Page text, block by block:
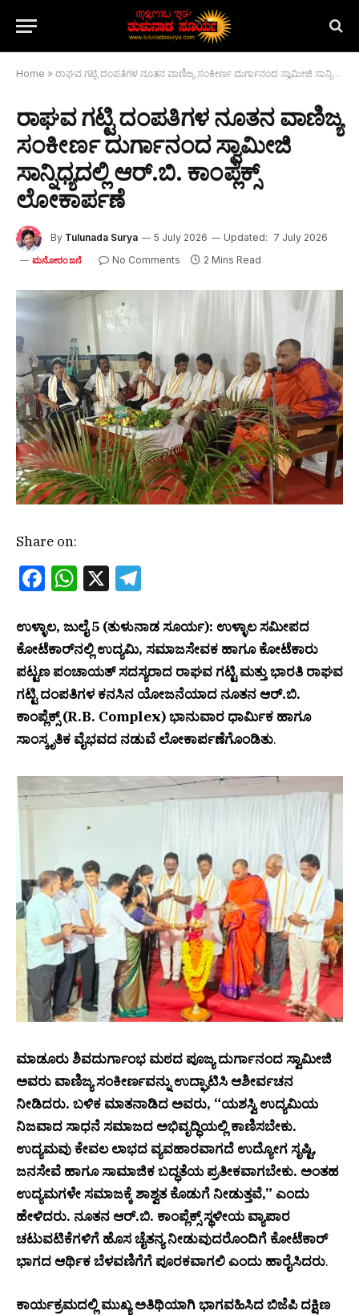
Home » ರಾಘವ ಗಟ್ಟಿ ದಂಪತಿಗಳ ನೂತನ ವಾಣಿಜ್ಯ ಸಂಕೀರ್ಣ ದುರ್ಗಾನಂದ ಸ್ವಾಮೀಜಿ ಸಾನ್ನಿಧ್ಯದಲ್ಲಿ ಆರ್.ಬಿ. ಕಾಂಪ್ಲೆಕ್ಸ್ ಲೋಕಾರ್ಪಣೆ
ರಾಘವ ಗಟ್ಟಿ ದಂಪತಿಗಳ ನೂತನ ವಾಣಿಜ್ಯ
ಸಂಕೀರ್ಣ ದುರ್ಗಾನಂದ ಸ್ವಾಮೀಜಿ
ಸಾನ್ನಿಧ್ಯದಲ್ಲಿ ಆರ್.ಬಿ. ಕಾಂಪ್ಲೆಕ್ಸ್
ಲೋಕಾರ್ಪಣೆ
By Tulunada Surya 5 July 2026 Updated: 7 July 2026
ಮನೋರಂಜನೆ No Comments 2 Mins Read
Share on:
Facebook
WhatsApp
X
ಉಳ್ಳಾಲ, ಜುಲೈ 5 (ತುಳುನಾಡ ಸೂರ್ಯ): ಉಳ್ಳಾಲ ಸಮೀಪದ
ಕೋಟೆಕಾರ್‌ನಲ್ಲಿ ಉದ್ಯಮಿ, ಸಮಾಜಸೇವಕ ಹಾಗೂ ಕೋಟೆಕಾರು
ಪಟ್ಟಣ ಪಂಚಾಯತ್ ಸದಸ್ಯರಾದ ರಾಘವ ಗಟ್ಟಿ ಮತ್ತು ಭಾರತಿ ರಾಘವ
ಗಟ್ಟಿ ದಂಪತಿಗಳ ಕನಸಿನ ಯೋಜನೆಯಾದ ನೂತನ ಆರ್.ಬಿ.
ಕಾಂಪ್ಲೆಕ್ಸ್ (R.B. Complex) ಭಾನುವಾರ ಧಾರ್ಮಿಕ ಹಾಗೂ
ಸಾಂಸ್ಕೃತಿಕ ವೈಭವದ ನಡುವೆ ಲೋಕಾರ್ಪಣೆಗೊಂಡಿತು.
ಮಾಡೂರು ಶಿವದುರ್ಗಾಂಭ ಮಠದ ಪೂಜ್ಯ ದುರ್ಗಾನಂದ ಸ್ವಾಮೀಜಿ
ಅವರು ವಾಣಿಜ್ಯ ಸಂಕೀರ್ಣವನ್ನು ಉದ್ಘಾಟಿಸಿ ಆಶೀರ್ವಚನ
ನೀಡಿದರು. ಬಳಿಕ ಮಾತನಾಡಿದ ಅವರು, “ಯಶಸ್ವಿ ಉದ್ಯಮಿಯ
ನಿಜವಾದ ಸಾಧನೆ ಸಮಾಜದ ಅಭಿವೃದ್ಧಿಯಲ್ಲಿ ಕಾಣಿಸಬೇಕು.
ಉದ್ಯಮವು ಕೇವಲ ಲಾಭದ ವ್ಯವಹಾರವಾಗದೆ ಉದ್ಯೋಗ ಸೃಷ್ಟಿ,
ಜನಸೇವೆ ಹಾಗೂ ಸಾಮಾಜಿಕ ಬದ್ಧತೆಯ ಪ್ರತೀಕವಾಗಬೇಕು. ಅಂತಹ
ಉದ್ಯಮಗಳೇ ಸಮಾಜಕ್ಕೆ ಶಾಶ್ವತ ಕೊಡುಗೆ ನೀಡುತ್ತವೆ,” ಎಂದು
ಹೇಳಿದರು. ನೂತನ ಆರ್.ಬಿ. ಕಾಂಪ್ಲೆಕ್ಸ್ ಸ್ಥಳೀಯ ವ್ಯಾಪಾರ
ಚಟುವಟಿಕೆಗಳಿಗೆ ಹೊಸ ಚೈತನ್ಯ ನೀಡುವುದರೊಂದಿಗೆ ಕೋಟೆಕಾರ್
ಭಾಗದ ಆರ್ಥಿಕ ಬೆಳವಣಿಗೆಗೆ ಪೂರಕವಾಗಲಿ ಎಂದು ಹಾರೈಸಿದರು.
ಕಾರ್ಯಕ್ರಮದಲ್ಲಿ ಮುಖ್ಯ ಅತಿಥಿಯಾಗಿ ಭಾಗವಹಿಸಿದ ಬಿಜೆಪಿ ದಕ್ಷಿಣ